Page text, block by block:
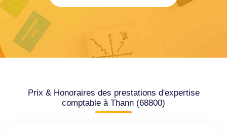
Prix & Honoraires des prestations d'expertise
comptable à Thann (68800)